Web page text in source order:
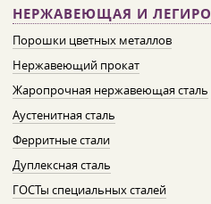
НЕРЖАВЕЮЩАЯ И
Порошки цветных металлов
Нержавеющий прокат
Жаропрочная нержавеющая сталь
Аустенитная сталь
Ферритные стали
Дуплексная сталь
ГОСТы специальных сталей